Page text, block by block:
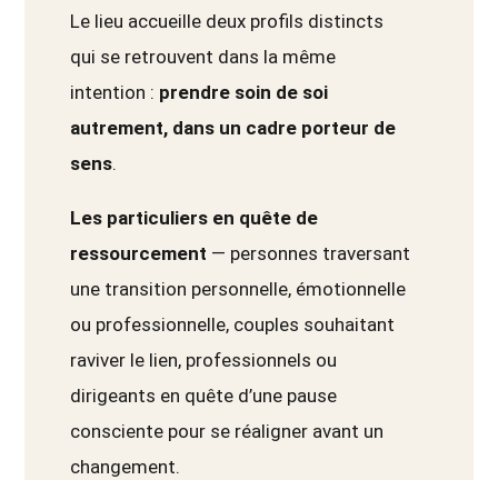
Le lieu accueille deux profils distincts
qui se retrouvent dans la même
intention : prendre soin de soi
autrement, dans un cadre porteur de
sens.
Les particuliers en quête de
ressourcement — personnes traversant
une transition personnelle, émotionnelle
ou professionnelle, couples souhaitant
raviver le lien, professionnels ou
dirigeants en quête d’une pause
consciente pour se réaligner avant un
changement.